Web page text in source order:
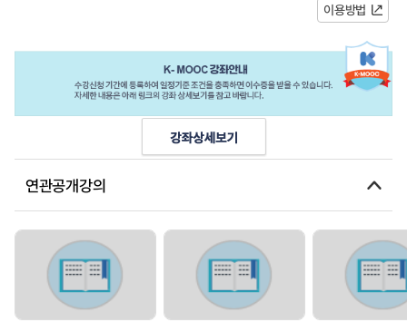
이용방법
연관공개강의